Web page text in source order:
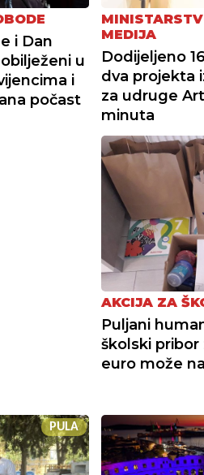
i Dan
u
i
počast
MEDIJA
Dodijeljeno
dva projekta
za udruge
minuta
AKCIJA ZA
Puljani
školski pribor
euro može
PULA